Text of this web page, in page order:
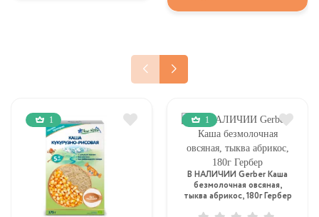
1 1
В НАЛИЧИИ Gerber Каша
безмолочная овсяная,
тыква абрикос, 180г Гербер